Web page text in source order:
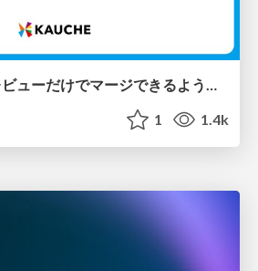
全PRの83%がAIレビューだけでマージできるようになった開発組織はその後どうなったか
1 1.4k